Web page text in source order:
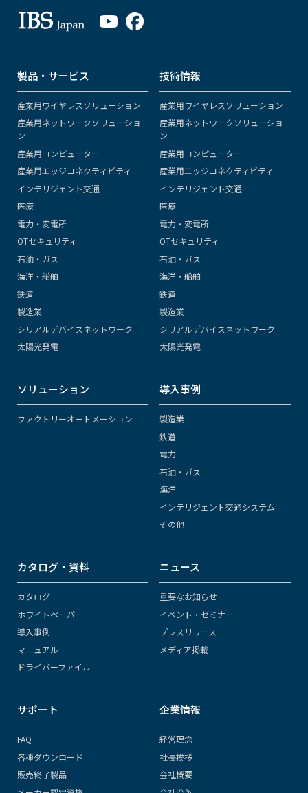
製品・サービス
産業用ワイヤレスソリューション
産業用ネットワークソリューショ
ン
産業用コンピューター
産業用エッジコネクティビティ
インテリジェント交通
医療
電力・変電所
OTセキュリティ
石油・ガス
海洋・船舶
鉄道
製造業
シリアルデバイスネットワーク
太陽光発電
技術情報
産業用ワイヤレスソリューション
産業用ネットワークソリューショ
ン
産業用コンピューター
産業用エッジコネクティビティ
インテリジェント交通
医療
電力・変電所
OTセキュリティ
石油・ガス
海洋・船舶
鉄道
製造業
シリアルデバイスネットワーク
太陽光発電
ソリューション
ファクトリーオートメーション
導入事例
製造業
鉄道
電力
石油・ガス
海洋
インテリジェント交通システム
その他
カタログ・資料
カタログ
ホワイトペーパー
導入事例
マニュアル
ドライバーファイル
ニュース
重要なお知らせ
イベント・セミナー
プレスリリース
メディア掲載
サポート
FAQ
各種ダウンロード
販売終了製品
企業情報
経営理念
社長挨拶
会社概要